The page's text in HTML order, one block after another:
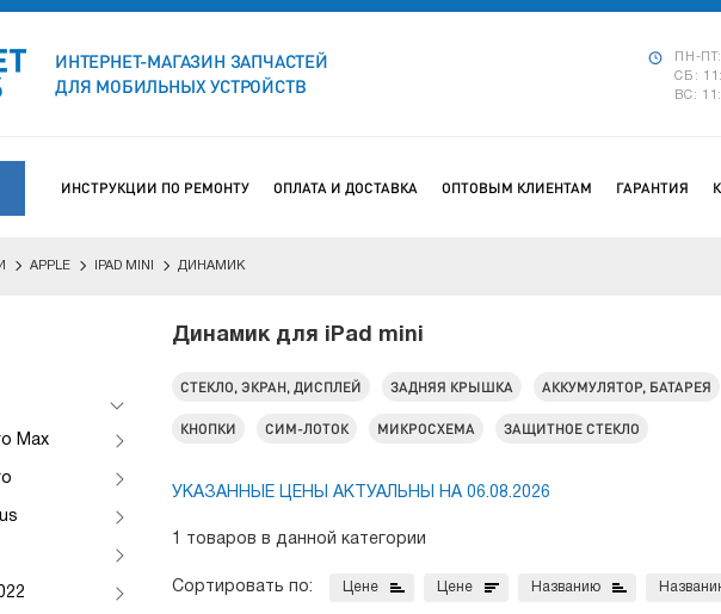
ИНТЕРНЕТ-МАГАЗИН ЗАПЧАСТЕЙ
ДЛЯ МОБИЛЬНЫХ УСТРОЙСТВ
ПН-
СБ:
ВС:
ИНСТРУКЦИИ ПО РЕМОНТУ ОПЛАТА И ДОСТАВКА ОПТОВЫМ КЛИЕНТАМ ГАРАНТИЯ
APPLE IPAD MINI ДИНАМИК
Max
Динамик для iPad mini
СТЕКЛО, ЭКРАН, ДИСПЛЕЙ ЗАДНЯЯ КРЫШКА АККУМУЛЯТОР, БАТАРЕЯ
КНОПКИ СИМ-ЛОТОК МИКРОСХЕМА ЗАЩИТНОЕ СТЕКЛО
УКАЗАННЫЕ ЦЕНЫ АКТУАЛЬНЫ НА 06.08.2026
1 товаров в данной категории
Сортировать по: Цене Цене Названию